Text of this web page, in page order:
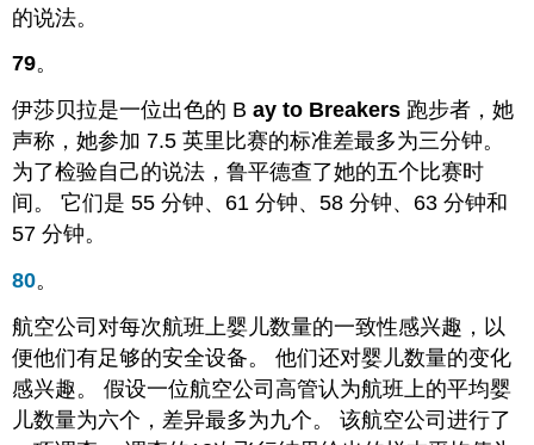
的说法。
79。
伊莎贝拉是一位出色的 Bay to Breakers 跑步者，她
声称，她参加 7.5 英里比赛的标准差最多为三分钟。
为了检验自己的说法，鲁平德查了她的五个比赛时
间。 它们是 55 分钟、61 分钟、58 分钟、63 分钟和
57 分钟。
80。
航空公司对每次航班上婴儿数量的一致性感兴趣，以
便他们有足够的安全设备。 他们还对婴儿数量的变化
感兴趣。 假设一位航空公司高管认为航班上的平均婴
儿数量为六个，差异最多为九个。 该航空公司进行了